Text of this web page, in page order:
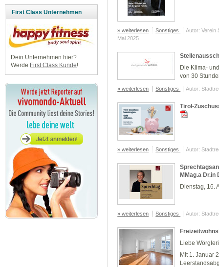
First Class Unternehmen
Dein Unternehmen hier?
Werde First Class Kunde!
» weiterlesen Sonstiges
Autor: Verein
Mai 2025
Die Klima-
von 30
» weiterlesen Sonstiges Autor:
Tirol-
» weiterlesen Sonstiges Autor:
MMag.a
Dienstag, 16.
» weiterlesen Sonstiges Autor:
Liebe
Mit 1. Januar